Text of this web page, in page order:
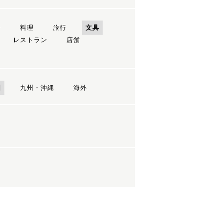
料理 旅行
文具
レストラン
店舗
九州・沖縄 海外